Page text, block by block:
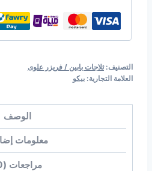
تمنع
الروائح
التصنيف:ثلاجات بابين / فريزر علوى
العلامة التجارية: بيكو
الوصف
معلومات
مراجعات (0)